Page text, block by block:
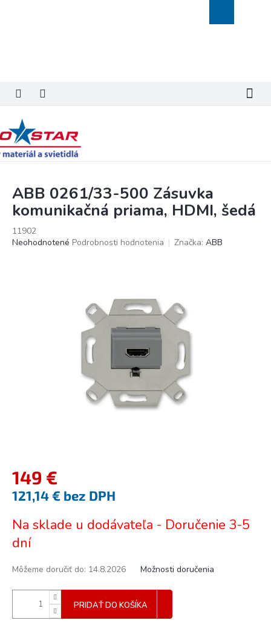
košík
ABB 0261/33-500 Zásuvka
komunikačná priama, HDMI, šedá
11902
Priemerné
Neohodnotené Podrobnosti hodnotenia Značka: ABB
149 €
121,14 € bez DPH
cena:
Na sklade u dodávateľa - Doručenie 3-5
dní
Môžeme doručiť do: 14.8.2026 Možnosti doručenia
PRIDAŤ DO KOŠÍKA